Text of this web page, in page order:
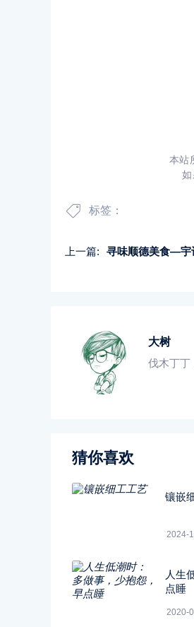
本站
标签：
上一篇: 寻味顺德美食—宇
大树
伐木丁丁
猜你喜欢
镶嵌
2024-
人生
点睡
2020-